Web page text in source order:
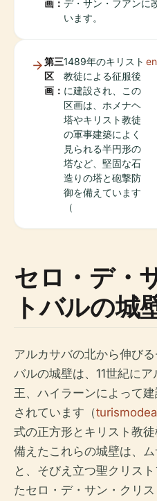
画： デ・サン・フアンに
います。
第三
区
画：
1489年のキリスト
教徒による征服後
に建設され、この
区画は、ホメナヘ
塔やキリスト教徒
の軍事建築によく
見られる半円形の
塔など、堅固な石
造りの塔と砲撃防
御を備えています
（
セロ・デ・
トバルの城
アルカサバの北から伸び
バルの城壁は、11世紀に
王、ハイラーンによって
されています（
式の正方形とキリスト教
備えたこれらの城壁は、
と、そびえ立つ聖クリス
たセロ・デ・サン・クリ